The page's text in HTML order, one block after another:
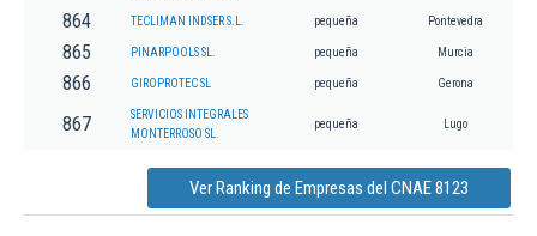
864 TECLIMAN INDSER S.L. pequeña Pontevedra
865 PINARPOOLS SL. pequeña Murcia
866 GIROPROTEC SL pequeña Gerona
867
SERVICIOS INTEGRALES
MONTERROSO SL.
pequeña Lugo
Ver Ranking de Empresas del CNAE 8123